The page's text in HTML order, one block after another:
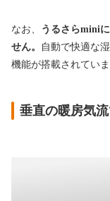
なお、
うるさらmini
せん。
自動で快適な
機能が搭載されていま
垂直の暖房気